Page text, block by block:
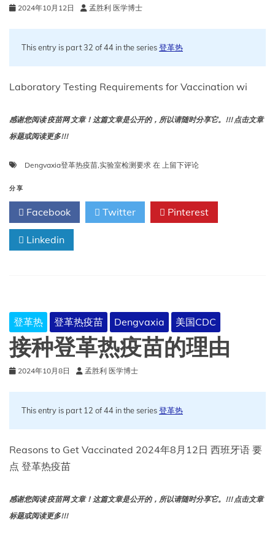
2024年10月12日 孟胜利 医学博士
This entry is part 32 of 44 in the series登革热
Laboratory Testing Requirements for Vaccination wi
感谢您阅读 疫苗网 文章！这篇文章是公开的，所以请随时分享它。!!! 点击文章
标题或阅读更多!!!
Dengvaxia登革热疫苗,实验室检测要求 在 Dengvaxia
热
疫
苗
检
测
要
求
上留下评论
分享
Facebook Twitter Pinterest
Linkedin
登革热 登革热疫苗 Dengvaxia 美国CDC
接种登革热疫苗的理由
2024年10月8日 孟胜利 医学博士
This entry is part 12 of 44 in the series登革热
Reasons to Get Vaccinated 2024年8月12日 西班牙语 要
点 登革热疫苗
感谢您阅读 疫苗网 文章！这篇文章是公开的，所以请随时分享它。!!! 点击文章
标题或阅读更多!!!